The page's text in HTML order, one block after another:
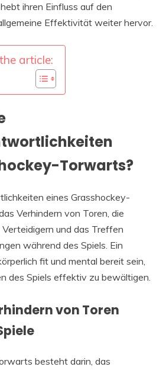
ihren Einfluss auf den
Effektivität weiter hervor.
article:
Torwarts?
eines Grasshockey-
Verhindern von Toren, die
und das Treffen
während des Spiels. Ein
fit und mental bereit sein,
des Spiels effektiv zu bewältigen.
von Toren
besteht darin, das